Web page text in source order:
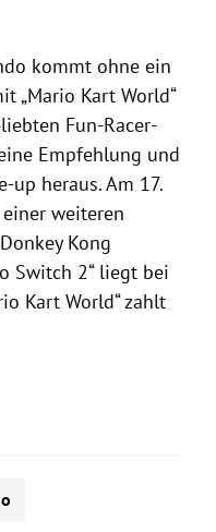
kommt ohne ein
„Mario Kart World“
Fun-Racer-
Empfehlung und
up heraus. Am 17.
weiteren
Kong
Switch 2“ liegt bei
Kart World“ zahlt